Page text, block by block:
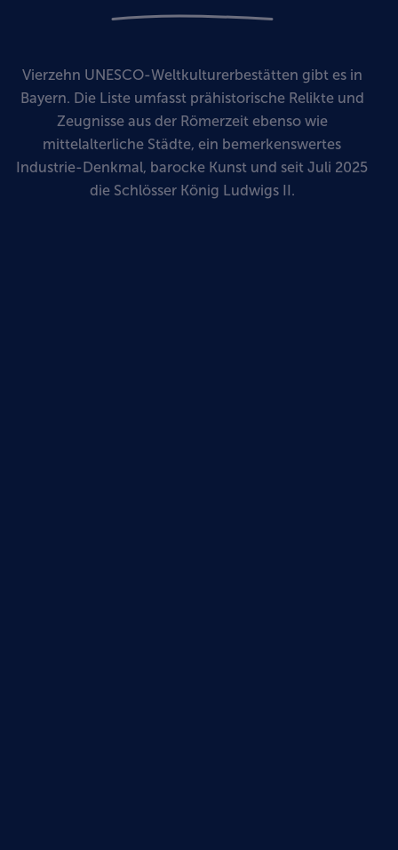
Vierzehn UNESCO-Weltkulturerbestätten gibt es in
Bayern. Die Liste umfasst prähistorische Relikte und
Zeugnisse aus der Römerzeit ebenso wie
mittelalterliche Städte, ein bemerkenswertes
Industrie-Denkmal, barocke Kunst und seit Juli 2025
die Schlösser König Ludwigs II.